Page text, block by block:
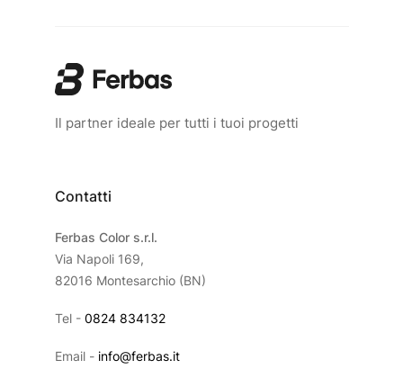
Il partner ideale per tutti i tuoi progetti
Contatti
Ferbas Color s.r.l.
Via Napoli 169,
82016 Montesarchio (BN)
Tel - 0824 834132
Email - info@ferbas.it